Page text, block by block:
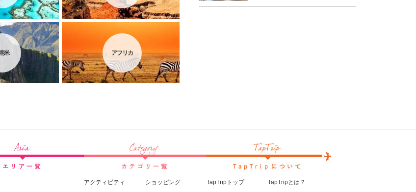
米 アフリカ
アクティビティ
ショッピング
TapTripトップ
TapTripとは？